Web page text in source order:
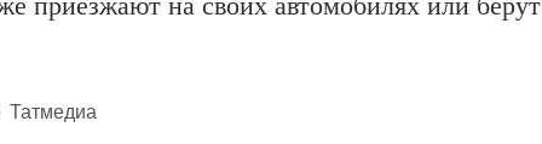
Татмедиа